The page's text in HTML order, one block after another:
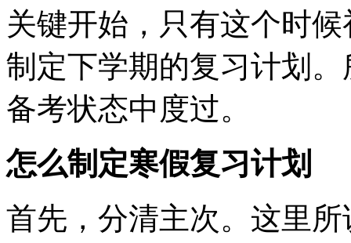
关键开始，只有这个时
制定下学期的复习计划
备考状态中度过。
怎么制定寒假复习计划
首先，分清主次。这里